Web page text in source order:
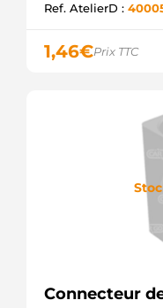
Ref. AtelierD :
1,46€Prix TTC
Connecteur